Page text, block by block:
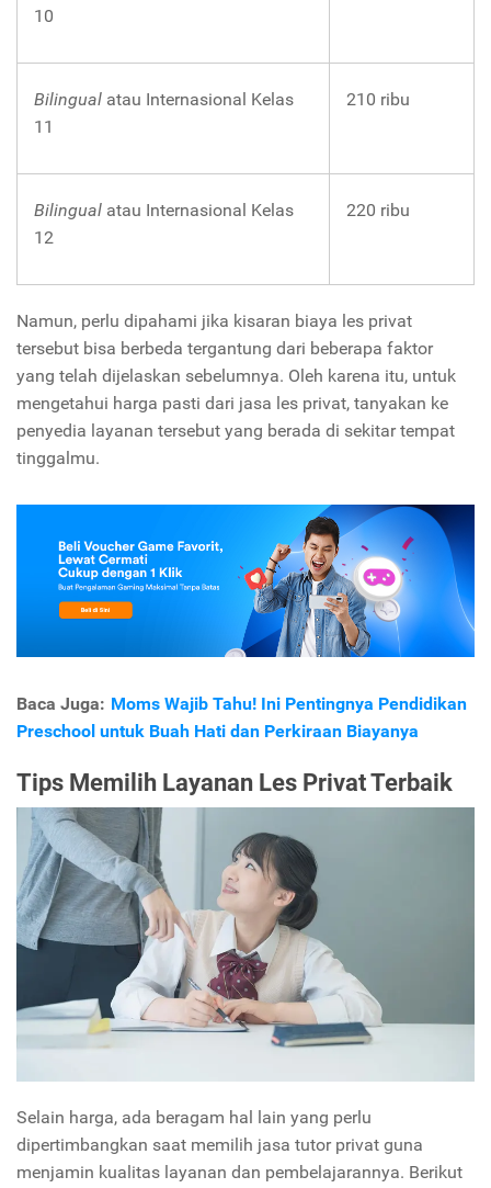
10
Bilingual atau Internasional Kelas
11
210 ribu
Bilingual atau Internasional Kelas
12
220 ribu
Namun, perlu dipahami jika kisaran biaya les privat
tersebut bisa berbeda tergantung dari beberapa faktor
yang telah dijelaskan sebelumnya. Oleh karena itu, untuk
mengetahui harga pasti dari jasa les privat, tanyakan ke
penyedia layanan tersebut yang berada di sekitar tempat
tinggalmu.
Baca Juga: Moms Wajib Tahu! Ini Pentingnya Pendidikan
Preschool untuk Buah Hati dan Perkiraan Biayanya
Tips Memilih Layanan Les Privat Terbaik
Selain harga, ada beragam hal lain yang perlu
dipertimbangkan saat memilih jasa tutor privat guna
menjamin kualitas layanan dan pembelajarannya. Berikut